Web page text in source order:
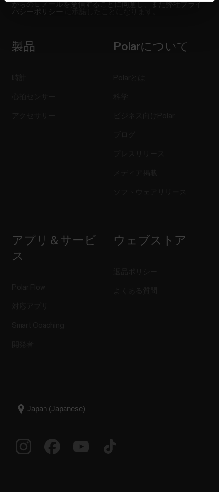
からの E メールを受信することに同意し、また弊社プライ
バシーポリシー
製品 Polarについて
アプリ＆サービ
ス
ウェブストア